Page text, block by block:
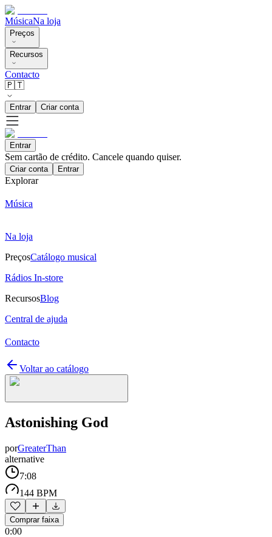
MúsicaNa loja
Preços
Recursos
Contacto
🇵🇹
Entrar Criar conta
Entrar
Sem cartão de crédito. Cancele quando quiser.
Criar conta Entrar
Explorar
Música
Na loja
PreçosCatálogo musical
Rádios In-store
RecursosBlog
Central de ajuda
Contacto
Voltar ao catálogo
Astonishing God
porGreaterThan
alternative
7:08
144 BPM
Comprar faixa
0:00